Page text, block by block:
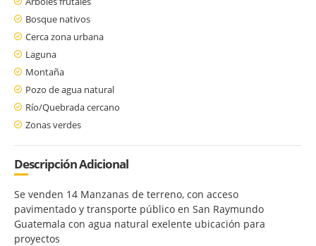
Bosque nativos
Cerca zona urbana
Laguna
Montaña
Pozo de agua natural
Río/Quebrada cercano
Zonas verdes
Descripción Adicional
Se venden 14 Manzanas de terreno, con acceso
pavimentado y transporte público en San Raymundo
Guatemala con agua natural exelente ubicación para
proyectos